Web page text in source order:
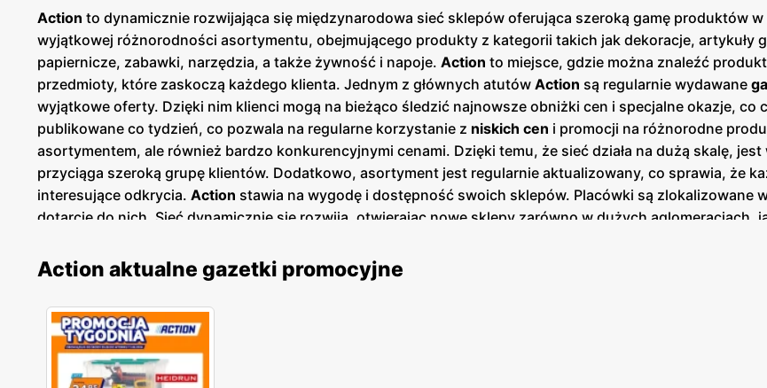
Action to dynamicznie rozwijająca się międzynarodowa sieć sklepów oferująca szeroką gamę produktów
wyjątkowej różnorodności asortymentu, obejmującego produkty z kategorii takich jak dekoracje, artykuły
papiernicze, zabawki, narzędzia, a także żywność i napoje. Action to miejsce, gdzie można znaleźć
przedmioty, które zaskoczą każdego klienta. Jednym z głównych atutów Action są regularnie wydawane
wyjątkowe oferty. Dzięki nim klienci mogą na bieżąco śledzić najnowsze obniżki cen i specjalne okazje, co
publikowane co tydzień, co pozwala na regularne korzystanie z niskich cen i promocji na różnorodne
asortymentem, ale również bardzo konkurencyjnymi cenami. Dzięki temu, że sieć działa na dużą skalę,
przyciąga szeroką grupę klientów. Dodatkowo, asortyment jest regularnie aktualizowany, co sprawia, że
interesujące odkrycia. Action stawia na wygodę i dostępność swoich sklepów. Placówki są zlokalizowane
dotarcie do nich. Sieć dynamicznie się rozwija, otwierając nowe sklepy zarówno w dużych aglomeracjach,
znanych producentów, co pozwala na zaspokojenie różnych potrzeb klientów. Od praktycznych rozwiązań
siebie. Szczególną uwagę przywiązuje się do jakości oferowanych produktów, co jest gwarancją
Action aktualne gazetki promocyjne